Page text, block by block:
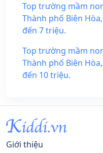
Top trường mầm
Thành phố Biên
đến 7 triệu.
Top trường mầm
Thành phố Biên
đến 10 triệu.
Giới thiệu